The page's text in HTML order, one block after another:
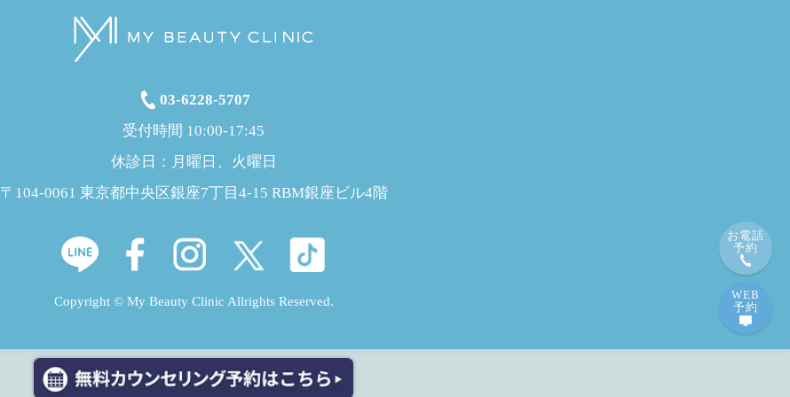
お電話
予約
WEB
予約
03-6228-5707
受付時間 10:00-17:45
休診日：月曜日、火曜日
〒104-0061 東京都中央区銀座7丁目4-15 RBM銀座ビル4階
Copyright © My Beauty Clinic Allrights Reserved.